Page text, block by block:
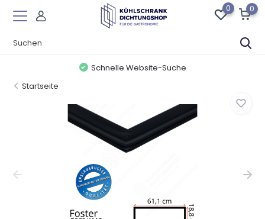
0 0
Schnelle Website-Suche
Startseite